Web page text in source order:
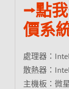
⭢點
價系
處理器：
散熱器：
主機板：微